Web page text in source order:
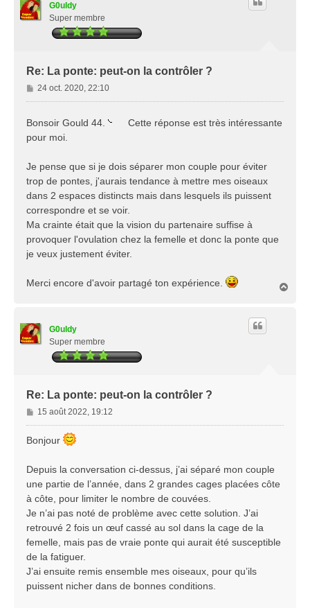
G0uldy
Super membre
Re: La ponte: peut-on la contrôler ?
M
e
s
a
24 oct. 2020, 22:10
Bonsoir Gould 44.
Cette réponse est très intéressante
pour moi.
Je pense que si je dois séparer mon couple pour éviter
trop de pontes, j'aurais tendance à mettre mes oiseaux
dans 2 espaces distincts mais dans lesquels ils puissent
correspondre et se voir.
Ma crainte était que la vision du partenaire suffise à
provoquer l'ovulation chez la femelle et donc la ponte que
je veux justement éviter.
Merci encore d'avoir partagé ton expérience.
G0uldy
Super membre
Re: La ponte: peut-on la contrôler ?
M
e
g
e
15 août 2022, 19:12
Bonjour
Depuis la conversation ci-dessus, j’ai séparé mon couple
une partie de l’année, dans 2 grandes cages placées côte
à côte, pour limiter le nombre de couvées.
Je n’ai pas noté de problème avec cette solution. J’ai
retrouvé 2 fois un œuf cassé au sol dans la cage de la
femelle, mais pas de vraie ponte qui aurait été susceptible
de la fatiguer.
J’ai ensuite remis ensemble mes oiseaux, pour qu’ils
puissent nicher dans de bonnes conditions.